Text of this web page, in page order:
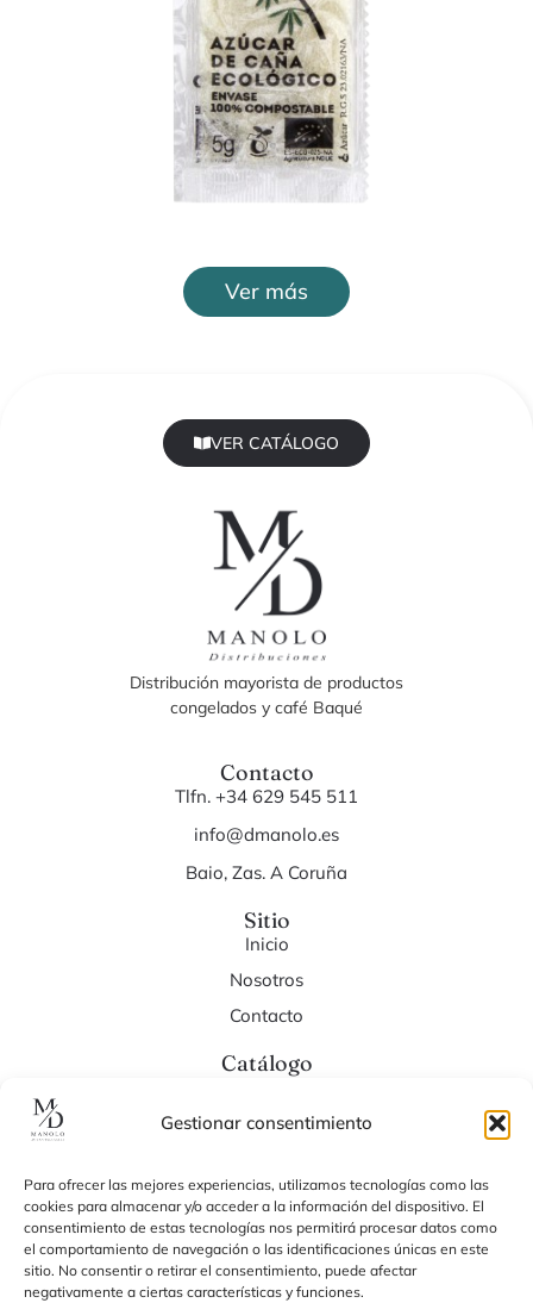
Gestionar consentimiento
Para ofrecer las mejores experiencias, utilizamos tecnologías como las
cookies para almacenar y/o acceder a la información del dispositivo. El
consentimiento de estas tecnologías nos permitirá procesar datos como
el comportamiento de navegación o las identificaciones únicas en este
sitio. No consentir o retirar el consentimiento, puede afectar
negativamente a ciertas características y funciones.
Ver más
VER CATÁLOGO
Distribución mayorista de productos
congelados y café Baqué
Contacto
Tlfn. +34 629 545 511
info@dmanolo.es
Baio, Zas. A Coruña
Sitio
Inicio
Nosotros
Contacto
Catálogo
Tés
Cacao
Endulzantes